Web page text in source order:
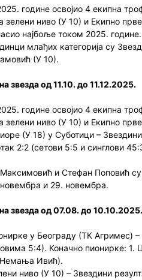
године освојио 4 екипна
ниво (У 10) и Екипно
најбоље током 2025.
млађих категорија су
(У 10).
звезда од 11.10. до 11.12.2025.
године освојио 4 екипна
ниво (У 10) и Екипно
(У 18) у Суботици –
2:2 (сетови 5:5 и синглови
и Стефан Поповић
и 29. новембра.
звезда од 07.08. до 10.10.2025.
у Београду (ТК Агримес)
5:4). Коначно пионирке:
Немања Ивић).
ниво (У 10) – Звездини